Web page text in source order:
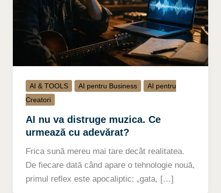
AI & TOOLS AI pentru Business
AI pentru
Creatori
AI nu va distruge muzica. Ce
urmează cu adevărat?
Frica sună mereu mai tare decât realitatea.
De fiecare dată când apare o tehnologie nouă,
primul reflex este apocaliptic: „gata, […]